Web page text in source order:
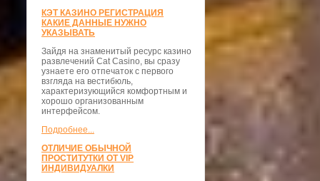
КЭТ КАЗИНО РЕГИСТРАЦИЯ
КАКИЕ ДАННЫЕ НУЖНО
УКАЗЫВАТЬ
Зайдя на знаменитый ресурс казино
развлечений Cat Casino, вы сразу
узнаете его отпечаток с первого
взгляда на вестибюль,
характеризующийся комфортным и
хорошо организованным
интерфейсом.
Подробнее...
ОТЛИЧИЕ ОБЫЧНОЙ
ПРОСТИТУТКИ ОТ VIP
ИНДИВИДУАЛКИ